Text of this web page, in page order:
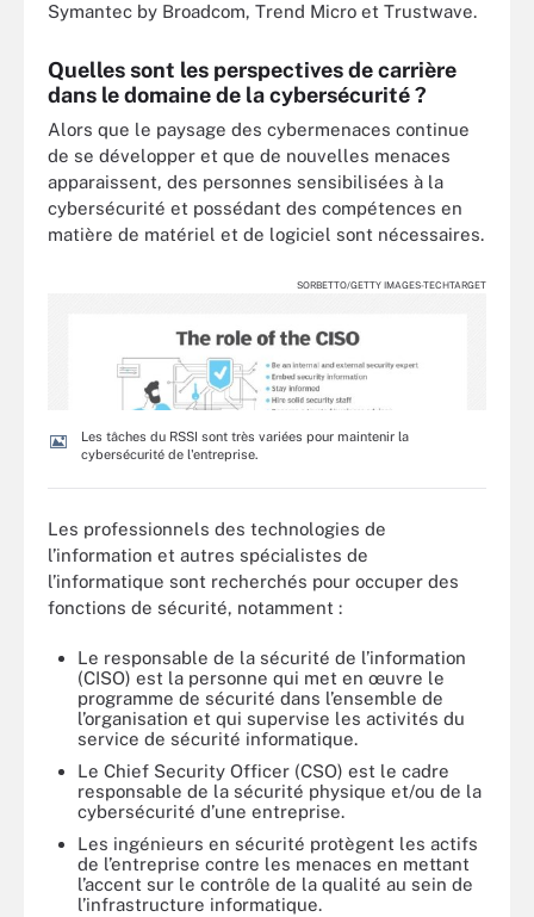
Symantec by Broadcom, Trend Micro et Trustwave.
Quelles sont les perspectives de carrière
dans le domaine de la cybersécurité ?
Alors que le paysage des cybermenaces continue
de se développer et que de nouvelles menaces
apparaissent, des personnes sensibilisées à la
cybersécurité et possédant des compétences en
matière de matériel et de logiciel sont nécessaires.
SORBETTO/GETTY IMAGES-TECHTARGET
Les tâches du RSSI sont très variées pour maintenir la
cybersécurité de l'entreprise.
Les professionnels des technologies de
l’information et autres spécialistes de
l’informatique sont recherchés pour occuper des
fonctions de sécurité, notamment :
Le responsable de la sécurité de l’information
(CISO) est la personne qui met en œuvre le
programme de sécurité dans l’ensemble de
l’organisation et qui supervise les activités du
service de sécurité informatique.
Le Chief Security Officer (CSO) est le cadre
responsable de la sécurité physique et/ou de la
cybersécurité d’une entreprise.
Les ingénieurs en sécurité protègent les actifs
de l’entreprise contre les menaces en mettant
l’accent sur le contrôle de la qualité au sein de
l’infrastructure informatique.